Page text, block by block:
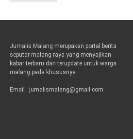
Jurnalis Malang merupakan portal berita
seputar malang raya yang menyajikan
kabar terbaru dan terupdate untuk warga
malang pada khususnya
Email : jurnalismalang@gmail.com